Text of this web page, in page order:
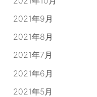
2021年9月
2021年8月
2021年7月
2021年6月
2021年5月